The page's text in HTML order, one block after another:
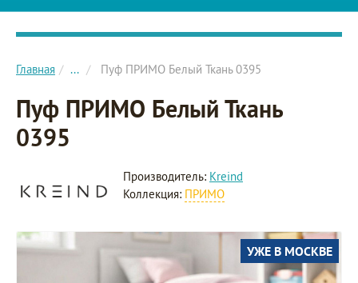
Главное меню сайта
Главная ... Пуф ПРИМО Белый Ткань 0395
Пуф ПРИМО Белый Ткань
0395
Производитель: Kreind
Коллекция: ПРИМО
УЖЕ В МОСКВЕ